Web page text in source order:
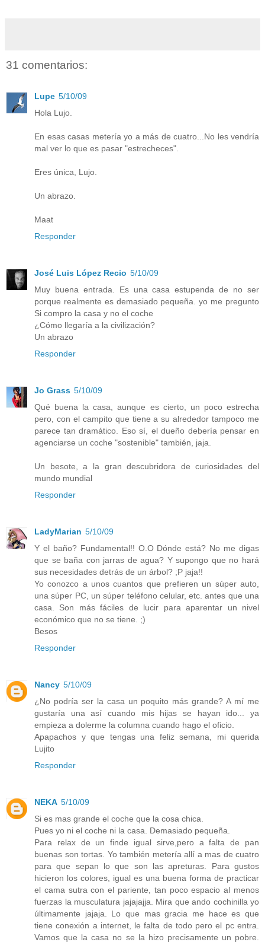
31 comentarios:
Lupe 5/10/09
Hola Lujo.
En esas casas metería yo a más de cuatro...No les vendría
mal ver lo que es pasar "estrecheces".
Eres única, Lujo.
Un abrazo.
Maat
Responder
José Luis López Recio 5/10/09
Muy buena entrada. Es una casa estupenda de no ser
porque realmente es demasiado pequeña. yo me pregunto
Si compro la casa y no el coche
¿Cómo llegaría a la civilización?
Un abrazo
Responder
Jo Grass 5/10/09
Qué buena la casa, aunque es cierto, un poco estrecha
pero, con el campito que tiene a su alrededor tampoco me
parece tan dramático. Eso sí, el dueño debería pensar en
agenciarse un coche "sostenible" también, jaja.
Un besote, a la gran descubridora de curiosidades del
mundo mundial
Responder
LadyMarian 5/10/09
Y el baño? Fundamental!! O.O Dónde está? No me digas
que se baña con jarras de agua? Y supongo que no hará
sus necesidades detrás de un árbol? ;P jaja!!
Yo conozco a unos cuantos que prefieren un súper auto,
una súper PC, un súper teléfono celular, etc. antes que una
casa. Son más fáciles de lucir para aparentar un nivel
económico que no se tiene. ;)
Besos
Responder
Nancy 5/10/09
¿No podría ser la casa un poquito más grande? A mí me
gustaría una así cuando mis hijas se hayan ido... ya
empieza a dolerme la columna cuando hago el oficio.
Apapachos y que tengas una feliz semana, mi querida
Lujito
Responder
NEKA 5/10/09
Si es mas grande el coche que la cosa chica.
Pues yo ni el coche ni la casa. Demasiado pequeña.
Para relax de un finde igual sirve,pero a falta de pan
buenas son tortas. Yo también metería allí a mas de cuatro
para que sepan lo que son las apreturas. Para gustos
hicieron los colores, igual es una buena forma de practicar
el cama sutra con el pariente, tan poco espacio al menos
fuerzas la musculatura jajajajja. Mira que ando cochinilla yo
últimamente jajaja. Lo que mas gracia me hace es que
tiene conexión a internet, le falta de todo pero el pc entra.
Vamos que la casa no se la hizo precisamente un pobre.